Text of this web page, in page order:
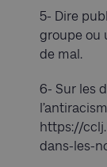
5- Dire
groupe ou
de mal.
6- Sur les
https://
dans-les-